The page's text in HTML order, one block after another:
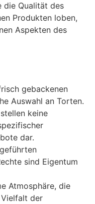
die Qualität des
Produkten loben,
Aspekten des
gebackenen
Auswahl an Torten.
keine
dar.
sind Eigentum
Atmosphäre, die
der